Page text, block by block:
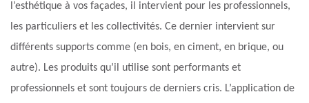
l’esthétique à vos façades, il intervient pour les professionnels,
les particuliers et les collectivités. Ce dernier intervient sur
différents supports comme (en bois, en ciment, en brique, ou
autre). Les produits qu’il utilise sont performants et
professionnels et sont toujours de derniers cris. L’application de